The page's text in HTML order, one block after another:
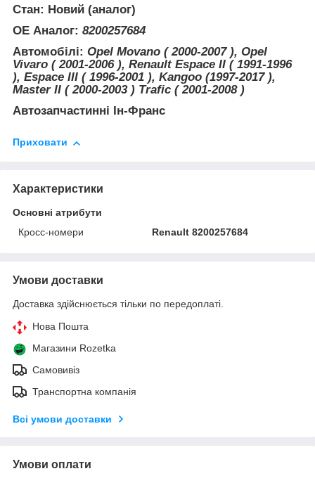
Стан: Новий (аналог)
ОЕ Аналог: 8200257684
Автомобілі: Opel Movano ( 2000-2007 ), Opel
Vivaro ( 2001-2006 ), Renault Espace II ( 1991-1996
), Espace III ( 1996-2001 ), Kangoo (1997-2017 ),
Master II ( 2000-2003 ) Trafic ( 2001-2008 )
Автозапчастинні Ін-Франс
Приховати
Характеристики
Основні атрибути
Кросс-номери
Renault 8200257684
Умови доставки
Доставка здійснюється тільки по передоплаті.
Нова Пошта
Магазини Rozetka
Самовивіз
Транспортна компанія
Всі умови доставки
Умови оплати